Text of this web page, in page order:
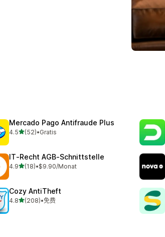
Mercado Pago Antifraude Plus
4.5星（满分 5 星）
(52)
总共 52 条评论
•Gratis
IT‑Recht AGB‑Schnittstelle
4.9星（满分 5 星）
(18)
总共 18 条评论
•$9.90/Monat
Cozy AntiTheft
4.8星（满分 5 星）
(208)
总共 208 条评论
•免费